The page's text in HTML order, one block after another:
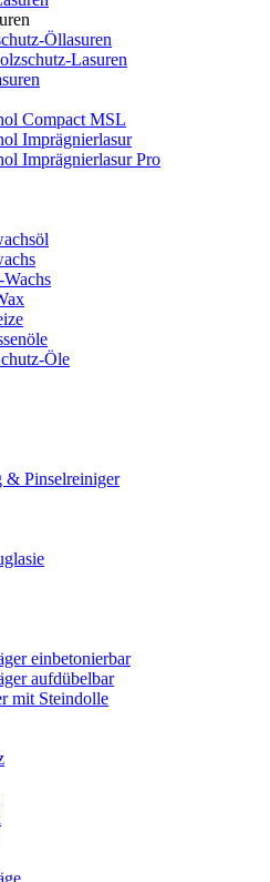
Öllasuren
Lasuren
Compact MSL
Imprägnierlasur
Imprägnierlasur Pro
Öle
& Pinselreiniger
einbetonierbar
aufdübelbar
mit Steindolle